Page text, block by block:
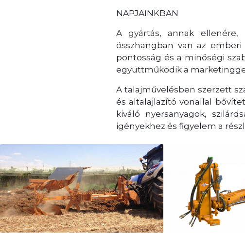
NAPJAINKBAN
A gyártás, annak ellenére,
összhangban van az
pontosság és a minőségi
együttműködik a
A talajművelésben szerzett
és altalajlazító vonallal
kiváló nyersanyagok,
igényekhez és figyelem a